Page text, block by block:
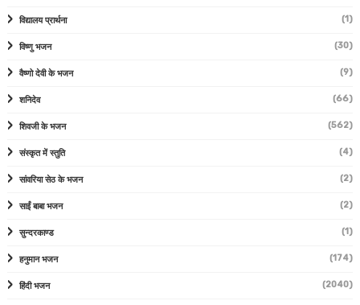
विद्यालय प्रार्थना (1)
विष्णु भजन (30)
वैष्णो देवी के भजन (9)
शनिदेव (66)
शिवजी के भजन (562)
संस्कृत में स्तुति (4)
सांवरिया सेठ के भजन (2)
साईं बाबा भजन (2)
सुन्दरकाण्ड (1)
हनुमान भजन (174)
हिंदी भजन (2040)